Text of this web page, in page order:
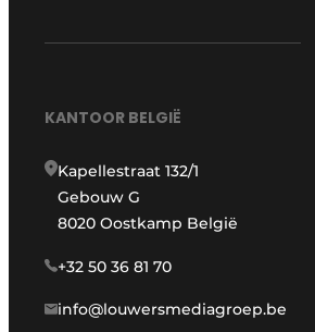
KANTOOR BELGIË
Kapellestraat 132/1
Gebouw G
8020 Oostkamp België
+32 50 36 81 70
info@louwersmediagroep.be